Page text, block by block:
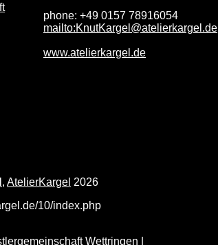
phone: +49 0157 78916054
mailto:KnutKargel@atelierkargel.de
www.atelierkargel.de
, AtelierKargel 2026
10/index.php
Wettringen